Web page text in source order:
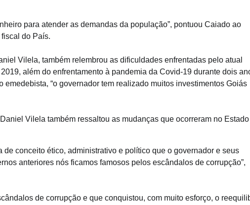
para atender as demandas da população”, pontuou Caiado ao
do País.
Vilela, também relembrou as dificuldades enfrentadas pelo atual
além do enfrentamento à pandemia da Covid-19 durante dois
“o governador tem realizado muitos investimentos Goiás
Vilela também ressaltou as mudanças que ocorreram no Estado
de conceito ético, administrativo e político que o governador e seus
anteriores nós ficamos famosos pelos escândalos de corrupção”,
de corrupção e que conquistou, com muito esforço, o